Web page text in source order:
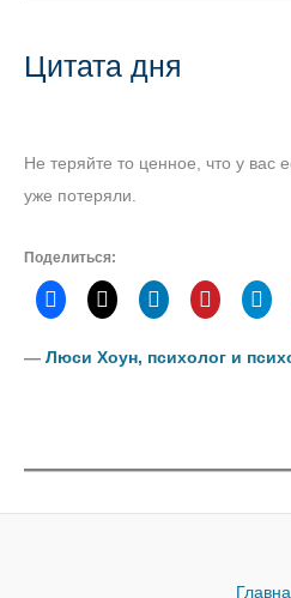
Цитата дня
Не теряйте то ценное, что у вас
уже потеряли.
Поделиться:
― Люси Хоун, психолог и